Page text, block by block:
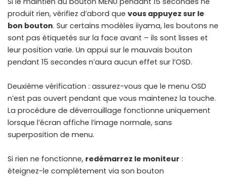
produit rien, vérifiez d’abord que vous appuyez sur le
bon bouton. Sur certains modèles iiyama, les boutons ne
sont pas étiquetés sur la face avant – ils sont lisses et
leur position varie. Un appui sur le mauvais bouton
pendant 15 secondes n’aura aucun effet sur l’OSD.
Deuxième vérification : assurez-vous que le menu OSD
n’est pas ouvert pendant que vous maintenez la touche.
La procédure de déverrouillage fonctionne uniquement
lorsque l’écran affiche l’image normale, sans
superposition de menu.
Si rien ne fonctionne, redémarrez le moniteur :
éteignez-le complètement via son bouton